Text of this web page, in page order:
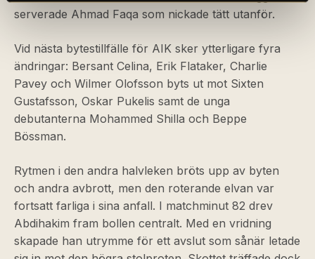
serverade Ahmad Faqa som nickade tätt utanför.
Vid nästa bytestillfälle för AIK sker ytterligare fyra
ändringar: Bersant Celina, Erik Flataker, Charlie
Pavey och Wilmer Olofsson byts ut mot Sixten
Gustafsson, Oskar Pukelis samt de unga
debutanterna Mohammed Shilla och Beppe
Bössman.
Rytmen i den andra halvleken bröts upp av byten
och andra avbrott, men den roterande elvan var
fortsatt farliga i sina anfall. I matchminut 82 drev
Abdihakim fram bollen centralt. Med en vridning
skapade han utrymme för ett avslut som sånär letade